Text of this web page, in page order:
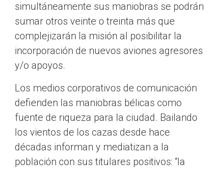
simultáneamente sus maniobras se podrán
sumar otros veinte o treinta más que
complejizarán la misión al posibilitar la
incorporación de nuevos aviones agresores
y/o apoyos.
Los medios corporativos de comunicación
defienden las maniobras bélicas como
fuente de riqueza para la ciudad. Bailando
los vientos de los cazas desde hace
décadas informan y mediatizan a la
población con sus titulares positivos: “la